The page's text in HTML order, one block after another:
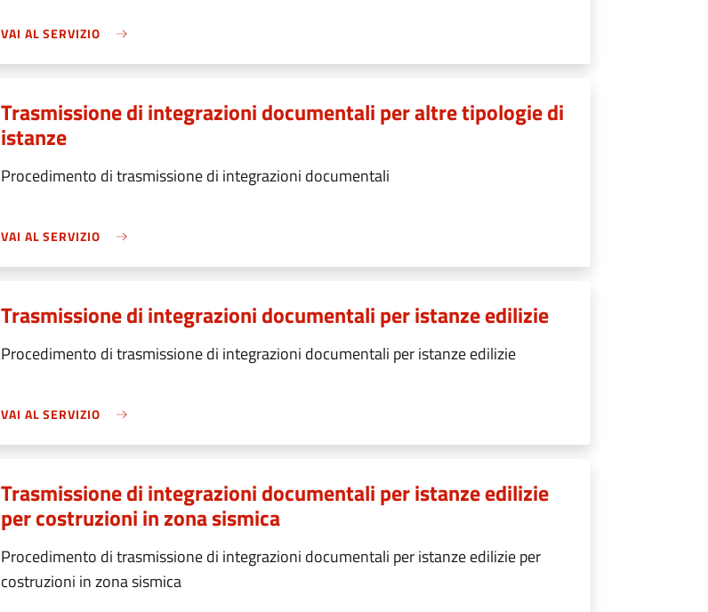
VAI AL SERVIZIO
Trasmissione di integrazioni documentali per altre tipologie di
istanze
Procedimento di trasmissione di integrazioni documentali
VAI AL SERVIZIO
Trasmissione di integrazioni documentali per istanze edilizie
Procedimento di trasmissione di integrazioni documentali per istanze edilizie
VAI AL SERVIZIO
Trasmissione di integrazioni documentali per istanze edilizie
per costruzioni in zona sismica
Procedimento di trasmissione di integrazioni documentali per istanze edilizie per
costruzioni in zona sismica